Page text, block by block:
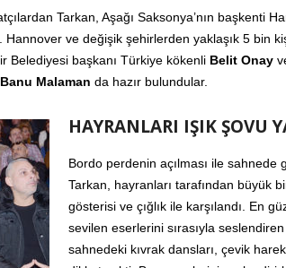
Tarkan, Aşağı Saksonya’nın başkenti
ve değişik şehirlerden yaklaşık 5 bin
Belediyesi başkanı Türkiye kökenli Belit Onay
Banu Malaman da hazır bulundular.
HAYRANLARI IŞIK ŞOVU
Bordo perdenin açılması ile sahnede
Tarkan, hayranları tarafından büyük
gösterisi ve çığlık ile karşılandı. En
sevilen eserlerini sırasıyla seslendiren
sahnedeki kıvrak dansları, çevik